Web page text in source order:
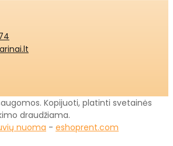
Kopijuoti, platinti svetainės
draudžiama.
nuoma - eshoprent.com